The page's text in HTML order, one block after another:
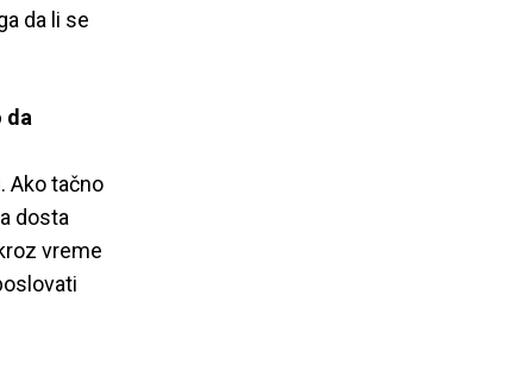
da li se
da
Ako tačno
dosta
vreme